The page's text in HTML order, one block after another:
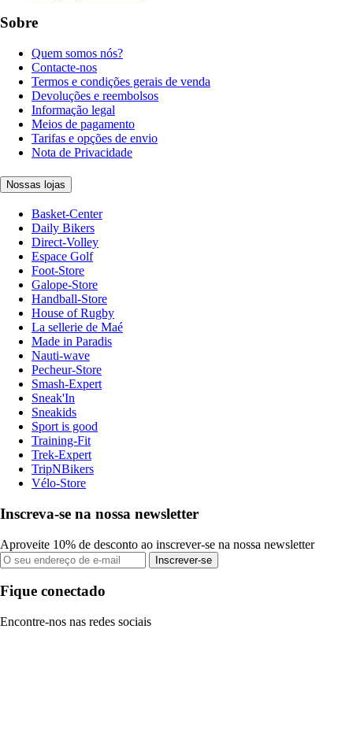
Sobre
Quem somos nós?
Contacte-nos
Termos e condições gerais de venda
Devoluções e reembolsos
Informação legal
Meios de pagamento
Tarifas e opções de envio
Nota de Privacidade
Nossas lojas
Basket-Center
Daily Bikers
Direct-Volley
Espace Golf
Foot-Store
Galope-Store
Handball-Store
House of Rugby
La sellerie de Maé
Made in Paradis
Nauti-wave
Pecheur-Store
Smash-Expert
Sneak'In
Sneakids
Sport is good
Training-Fit
Trek-Expert
TripNBikers
Vélo-Store
Inscreva-se na nossa newsletter
Aproveite 10% de desconto ao inscrever-se na nossa newsletter
Inscrever-se
Fique conectado
Encontre-nos nas redes sociais